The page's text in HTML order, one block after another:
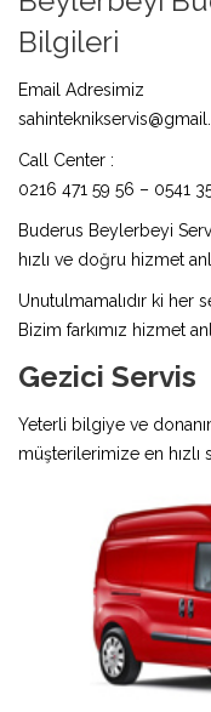
Bilgileri
Email Adresimiz
Call Center :
0216 471 59 56 – 0541
Buderus Beylerbeyi
hızlı ve doğru hizmet
Unutulmamalıdır ki her
Bizim farkımız hizmet
Gezici Servis
Yeterli bilgiye ve
müşterilerimize en hızlı